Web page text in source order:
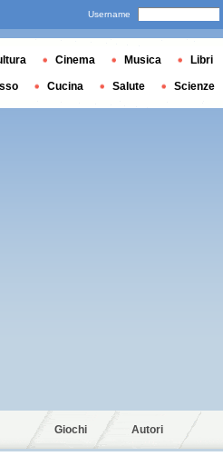
Giochi Autori
Username
Cinema Musica Libri
Cucina Salute Scienze